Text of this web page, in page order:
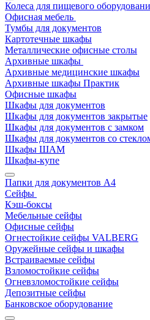
Колеса для пищевого
Офисная мебель
Тумбы для документов
Картотечные шкафы
Металлические офисные столы
Архивные шкафы
Архивные медицинские шкафы
Архивные шкафы Практик
Офисные шкафы
Шкафы для документов
Шкафы для документов закрытые
Шкафы для документов с замком
Шкафы для документов со
Шкафы ШАМ
Шкафы-купе
Папки для документов A4
Сейфы
Кэш-боксы
Мебельные сейфы
Офисные сейфы
Огнестойкие сейфы VALBERG
Оружейные сейфы и шкафы
Встраиваемые сейфы
Взломостойкие сейфы
Огневзломостойкие сейфы
Депозитные сейфы
Банковское оборудование